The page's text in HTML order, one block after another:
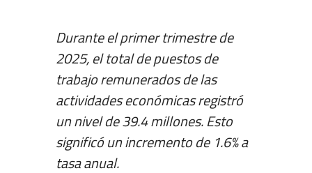
Durante el primer trimestre de
2025, el total de puestos de
trabajo remunerados de las
actividades económicas registró
un nivel de 39.4 millones. Esto
significó un incremento de 1.6% a
tasa anual.